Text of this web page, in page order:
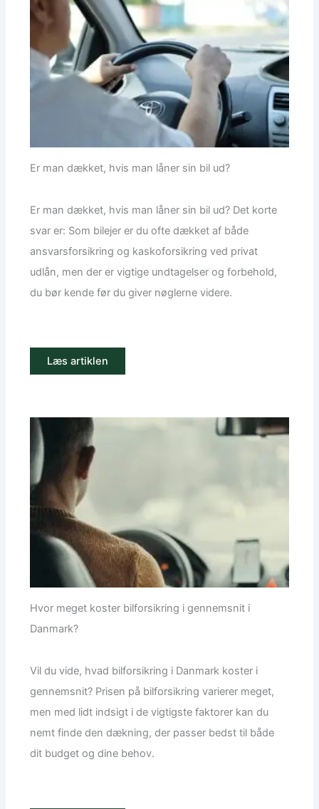
Er man dækket, hvis man låner sin bil ud?
Er man dækket, hvis man låner sin bil ud? Det korte
svar er: Som bilejer er du ofte dækket af både
ansvarsforsikring og kaskoforsikring ved privat
udlån, men der er vigtige undtagelser og forbehold,
du bør kende før du giver nøglerne videre.
Læs artiklen
Hvor meget koster bilforsikring i gennemsnit i
Danmark?
Vil du vide, hvad bilforsikring i Danmark koster i
gennemsnit? Prisen på bilforsikring varierer meget,
men med lidt indsigt i de vigtigste faktorer kan du
nemt finde den dækning, der passer bedst til både
dit budget og dine behov.